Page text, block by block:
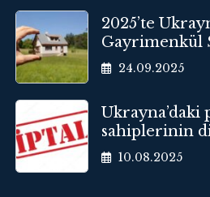
2025’te
Gayrimenkül
24.09.2025
Ukrayna’daki
sahiplerinin
10.08.2025